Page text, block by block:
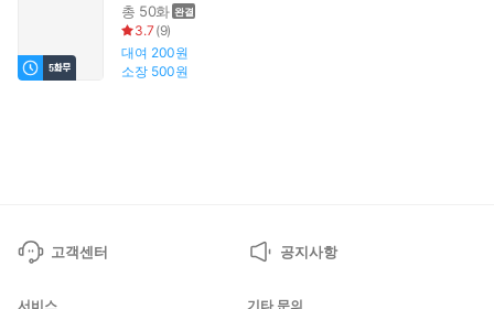
총 50화
3.7 (9)
대여 200원
소장 500원
고객센터 공지사항
서비스 기타 문의